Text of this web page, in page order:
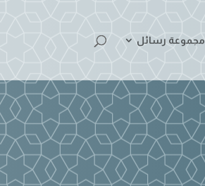
مجموعة رسائل